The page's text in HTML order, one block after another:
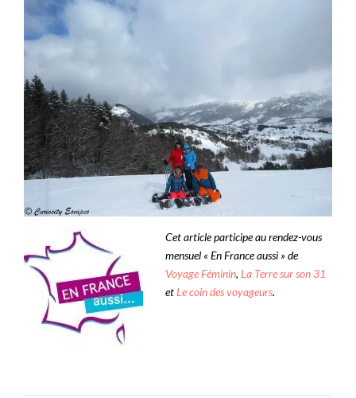
Cet article participe au rendez-vous
mensuel « En France aussi » de
Voyage Féminin, La Terre sur son 31
et Le coin des voyageurs.